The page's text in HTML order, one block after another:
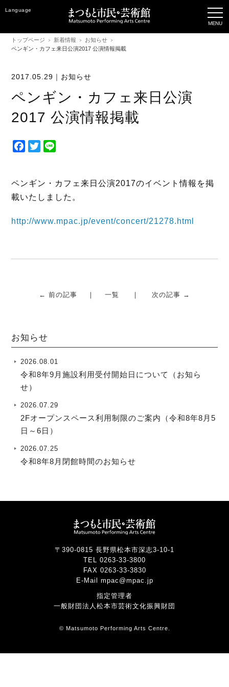
Language
トップページ 新着情報
お知らせ
ペンギン・カフェ来日公演2017 公演情報掲載
2017.05.29｜ お知らせ
ペンギン・カフェ来日公演
2017 公演情報掲載
F
e
b
o
T
t
r
e
ペンギン・カフェ来日公演2017のイベント情報を掲
載いたしました。
http://www.mpac.jp/event/concert/21278.html
← 前の記事 一覧 次の記事 →
お知らせ
2026.08.01
令和8年9月施設利用受付開始日について（お知ら
せ）
2026.07.29
2Fオープンスペース利用制限のご案内（令和8年8月5
日～6日）
2026.07.25
令和8年8月閉館時間のお知らせ
〒390-0815 長野県松本市深志3-10-1
TEL 0263-33-3800
FAX 0263-33-3830
E-Mail mpac@mpac.jp
指定管理者
一般財団法人松本市芸術文化振興財団
© Matsumoto Performing Arts Centre.